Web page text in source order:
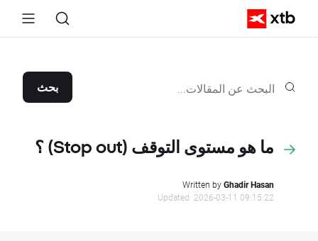
بحث
ما هو مستوى التوقف (Stop out) ؟
Written byGhadir Hasan
Updated: 2026-03-11 09:15:22